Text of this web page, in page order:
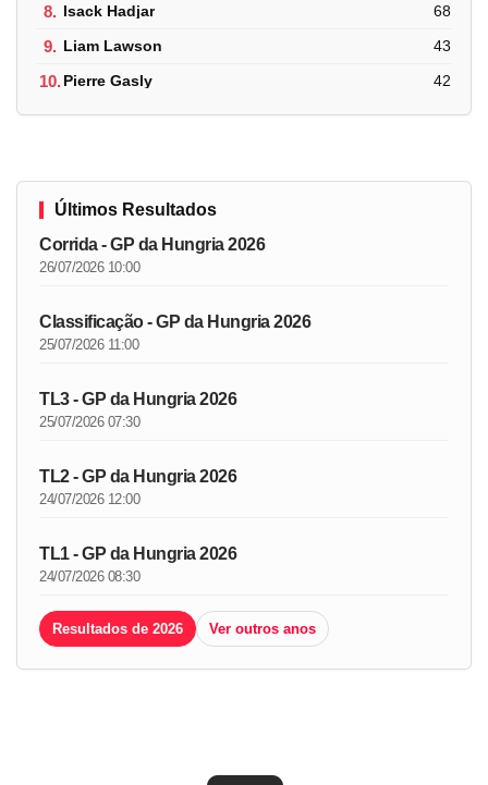
8. Isack Hadjar 68
9. Liam Lawson 43
10.Pierre Gasly 42
Últimos Resultados
Corrida - GP da Hungria 2026
26/07/2026 10:00
Classificação - GP da Hungria 2026
25/07/2026 11:00
TL3 - GP da Hungria 2026
25/07/2026 07:30
TL2 - GP da Hungria 2026
24/07/2026 12:00
TL1 - GP da Hungria 2026
24/07/2026 08:30
Resultados de 2026 Ver outros anos